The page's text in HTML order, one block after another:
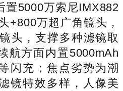
置5000万索尼IMX882
+800万超广角镜头，
头，支撑多种滤镜取
航方面内置5000mAh
闪充；焦点劣势为潮
镜特效多样，人像美